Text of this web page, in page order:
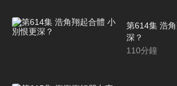
第614集 浩
深？
110分鐘